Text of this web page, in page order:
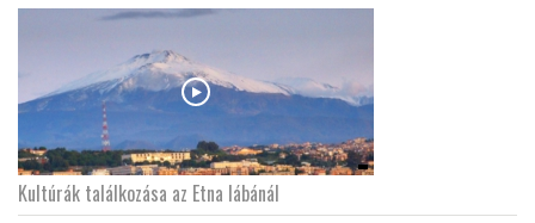
Kultúrák találkozása az Etna lábánál